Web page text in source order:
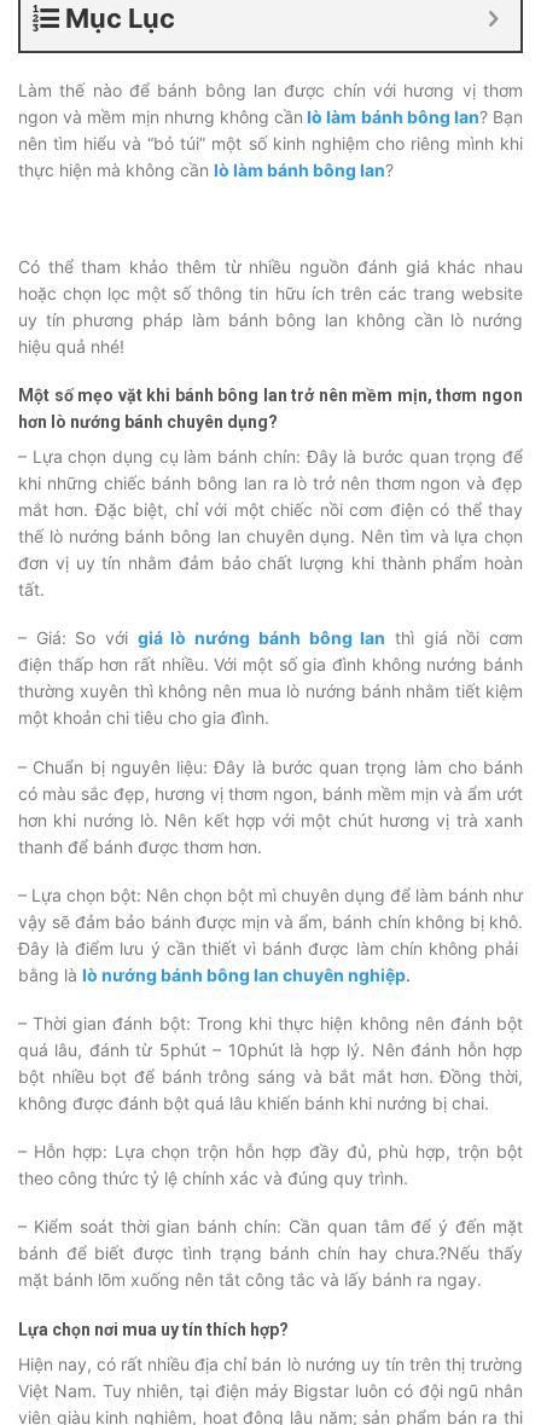
Mục Lục
Làm thế nào để bánh bông lan được chín với hương vị thơm
ngon và mềm mịn nhưng không cần lò làm bánh bông lan? Bạn
nên tìm hiểu và “bỏ túi” một số kinh nghiệm cho riêng mình khi
thực hiện mà không cần lò làm bánh bông lan?
Có thể tham khảo thêm từ nhiều nguồn đánh giá khác nhau
hoặc chọn lọc một số thông tin hữu ích trên các trang website
uy tín phương pháp làm bánh bông lan không cần lò nướng
hiệu quả nhé!
Một số mẹo vặt khi bánh bông lan trở nên mềm mịn, thơm ngon
hơn lò nướng bánh chuyên dụng?
– Lựa chọn dụng cụ làm bánh chín: Đây là bước quan trọng để
khi những chiếc bánh bông lan ra lò trở nên thơm ngon và đẹp
mắt hơn. Đặc biệt, chỉ với một chiếc nồi cơm điện có thể thay
thế lò nướng bánh bông lan chuyên dụng. Nên tìm và lựa chọn
đơn vị uy tín nhằm đảm bảo chất lượng khi thành phẩm hoàn
tất.
– Giá: So với giá lò nướng bánh bông lan thì giá nồi cơm
điện thấp hơn rất nhiều. Với một số gia đình không nướng bánh
thường xuyên thì không nên mua lò nướng bánh nhằm tiết kiệm
một khoản chi tiêu cho gia đình.
– Chuẩn bị nguyên liệu: Đây là bước quan trọng làm cho bánh
có màu sắc đẹp, hương vị thơm ngon, bánh mềm mịn và ẩm ướt
hơn khi nướng lò. Nên kết hợp với một chút hương vị trà xanh
thanh để bánh được thơm hơn.
– Lựa chọn bột: Nên chọn bột mì chuyên dụng để làm bánh như
vậy sẽ đảm bảo bánh được mịn và ẩm, bánh chín không bị khô.
Đây là điểm lưu ý cần thiết vì bánh được làm chín không phải
bằng là lò nướng bánh bông lan chuyên nghiệp.
– Thời gian đánh bột: Trong khi thực hiện không nên đánh bột
quá lâu, đánh từ 5phút – 10phút là hợp lý. Nên đánh hỗn hợp
bột nhiều bọt để bánh trông sáng và bắt mắt hơn. Đồng thời,
không được đánh bột quá lâu khiến bánh khi nướng bị chai.
– Hỗn hợp: Lựa chọn trộn hỗn hợp đầy đủ, phù hợp, trộn bột
theo công thức tỷ lệ chính xác và đúng quy trình.
– Kiểm soát thời gian bánh chín: Cần quan tâm để ý đến mặt
bánh để biết được tình trạng bánh chín hay chưa.?Nếu thấy
mặt bánh lõm xuống nên tắt công tắc và lấy bánh ra ngay.
Lựa chọn nơi mua uy tín thích hợp?
Hiện nay, có rất nhiều địa chỉ bán lò nướng uy tín trên thị trường
Việt Nam. Tuy nhiên, tại điện máy Bigstar luôn có đội ngũ nhân
viên giàu kinh nghiệm, hoạt động lâu năm; sản phẩm bán ra thị